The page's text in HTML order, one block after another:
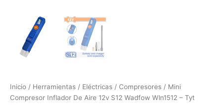
Inicio / Herramientas / Eléctricas / Compresores / Mini
Compresor Inflador De Aire 12v S12 Wadfow Wln1512 – Tyt